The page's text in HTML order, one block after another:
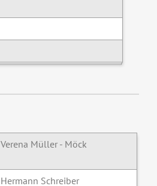
Verena Müller - Möck
Hermann Schreiber